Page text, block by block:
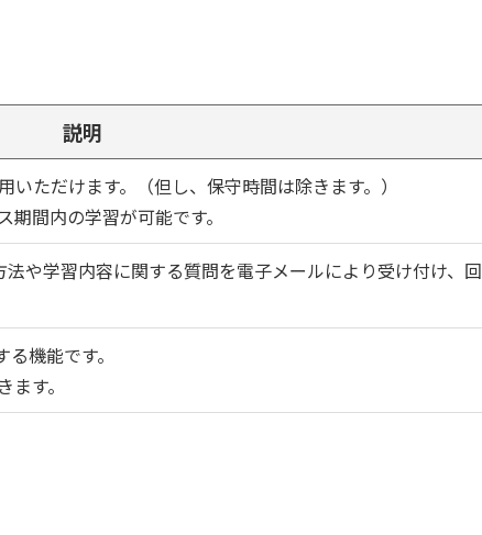
説明
ただけます。（但し、保守時間は除きます。）
間内の学習が可能です。
や学習内容に関する質問を電子メールにより受け付け、回
機能です。
す。